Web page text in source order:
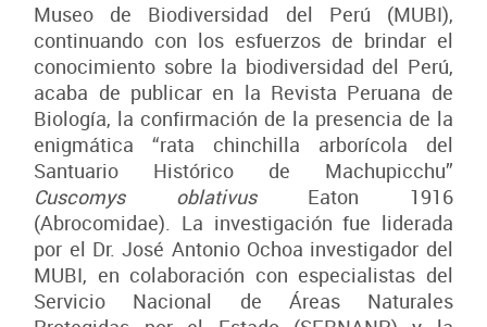
Museo de Biodiversidad del Perú (MUBI),
continuando con los esfuerzos de brindar el
conocimiento sobre la biodiversidad del Perú,
acaba de publicar en la Revista Peruana de
Biología, la confirmación de la presencia de la
enigmática “rata chinchilla arborícola del
Santuario Histórico de Machupicchu”
Cuscomys oblativusEaton 1916
(Abrocomidae). La investigación fue liderada
por el Dr. José Antonio Ochoa investigador del
MUBI, en colaboración con especialistas del
Servicio Nacional de Áreas Naturales